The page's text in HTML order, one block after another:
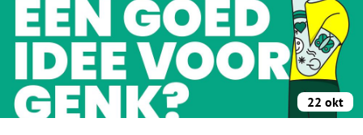
22 okt